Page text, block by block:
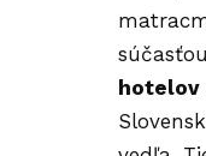
súčasťou
hotelov